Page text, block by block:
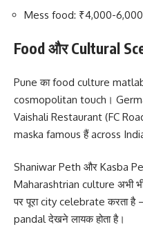
Mess food: ₹4,000-
Food और Cultural
Pune का food culture
cosmopolitan touch।
Vaishali Restaurant (FC
maska famous हैं across
Shaniwar Peth और Kasba
Maharashtrian culture अभी
पर पूरा city celebrate करता
pandal देखने लायक होता है।